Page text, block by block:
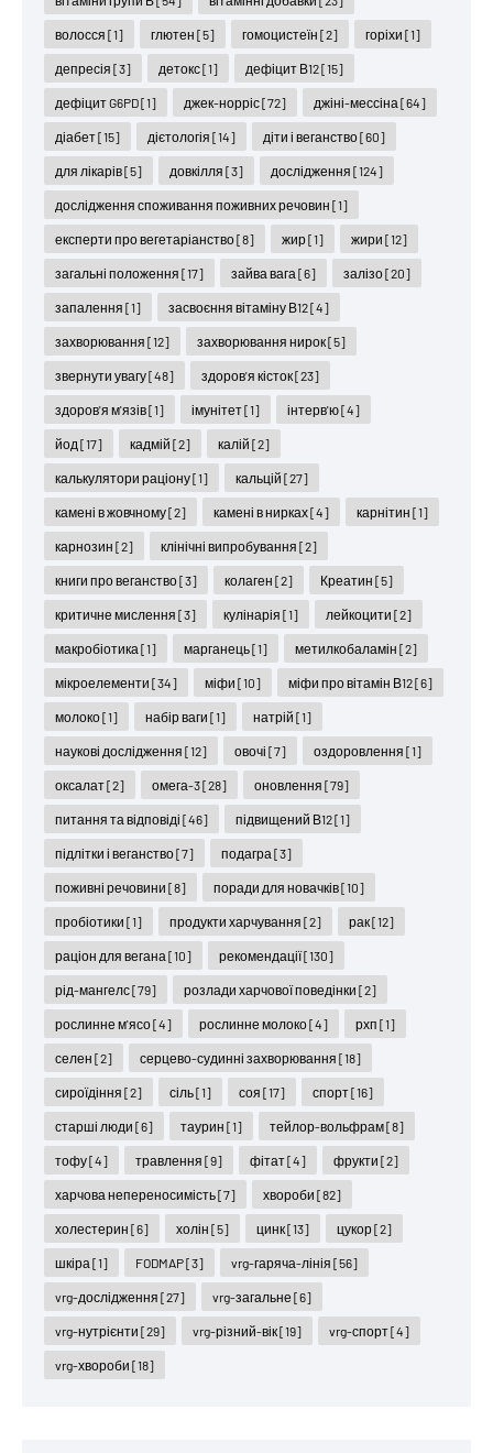
волосся [1] глютен [5] гомоцистеїн [2] горіхи [1]
депресія [3] детокс[1] дефіцит В12[15]
дефіцит G6PD[1] джек-норріс[72] джіні-мессіна [64]
діабет[15] дієтологія [14] діти і веганство[60]
для лікарів[5] довкілля [3] дослідження [124]
дослідження споживання поживних речовин [1]
експерти про вегетаріанство[8] жир[1] жири [12]
загальні положення [17] зайва вага [6] залізо[20]
запалення [1] засвоєння вітаміну В12[4]
захворювання [12] захворювання нирок[5]
звернути увагу[48] здоров'я кісток[23]
здоров'я м'язів[1] імунітет[1] інтерв'ю[4]
йод [17] кадмій [2] калій [2]
калькулятори раціону[1] кальцій [27]
камені в жовчному[2] камені в нирках[4] карнітин [1]
карнозин [2] клінічні випробування [2]
книги про веганство[3] колаген [2] Креатин [5]
критичне мислення [3] кулінарія [1] лейкоцити [2]
макробіотика [1] марганець[1] метилкобаламін [2]
мікроелементи [34] міфи [10] міфи про вітамін В12[6]
молоко[1] набір ваги [1] натрій [1]
наукові дослідження [12] овочі [7] оздоровлення [1]
оксалат[2] омега-3[28] оновлення [79]
питання та відповіді [46] підвищений В12[1]
підлітки і веганство[7] подагра [3]
поживні речовини [8] поради для новачків[10]
пробіотики [1] продукти харчування [2] рак[12]
раціон для вегана [10] рекомендації[130]
рід-мангелс[79] розлади харчової поведінки [2]
рослинне м'ясо[4] рослинне молоко[4] рхп [1]
селен [2] серцево-судинні захворювання [18]
сироїдіння [2] сіль[1] соя [17] спорт[16]
старші люди [6] таурин [1] тейлор-вольфрам[8]
тофу[4] травлення [9] фітат[4] фрукти [2]
харчова непереносимість[7] хвороби [82]
холестерин [6] холін [5] цинк[13] цукор[2]
шкіра [1] FODMAP[3] vrg-гаряча-лінія [56]
vrg-дослідження [27] vrg-загальне [6]
vrg-нутрієнти [29] vrg-різний-вік[19] vrg-спорт[4]
vrg-хвороби [18]